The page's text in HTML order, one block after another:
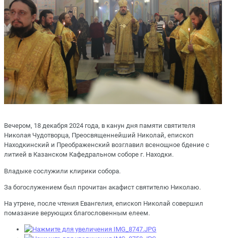
Вечером, 18 декабря 2024 года, в канун дня памяти святителя
Николая Чудотворца, Преосвященнейший Николай, епископ
Находкинский и Преображенский возглавил всенощное бдение с
литией в Казанском Кафедральном соборе г. Находки.
Владыке сослужили клирики собора.
За богослужением был прочитан акафист святителю Николаю.
На утрене, после чтения Евангелия, епископ Николай совершил
помазание верующих благословенным елеем.